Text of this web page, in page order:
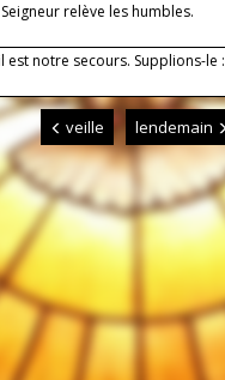
relève les humbles.
est notre secours. Supplions-le :
veille lendemain